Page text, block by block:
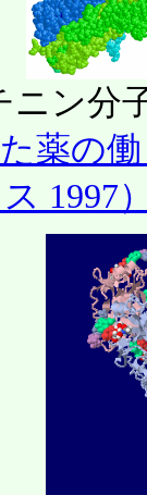
ニン分
薬の
1997